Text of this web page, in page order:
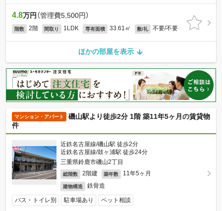
4.8万円 （管理費5,500円）
階数 2階 間取り 1LDK 専有面積 33.61㎡ 敷/礼 不要/不要
ほかの部屋を表示
マンション・アパート
磯山駅より徒歩2分 1階 築11年5ヶ月の賃貸物
件
近鉄名古屋線/磯山駅 徒歩2分
近鉄名古屋線/鼓ヶ浦駅 徒歩24分
三重県鈴鹿市磯山2丁目
総階数 2階建 築年数 11年5ヶ月
建物構造 鉄骨造
バス・トイレ別 駐車場あり ペット相談